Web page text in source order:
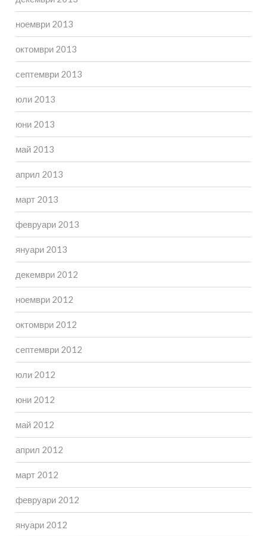
ноември 2013
октомври 2013
септември 2013
юли 2013
юни 2013
май 2013
април 2013
март 2013
февруари 2013
януари 2013
декември 2012
ноември 2012
октомври 2012
септември 2012
юли 2012
юни 2012
май 2012
април 2012
март 2012
февруари 2012
януари 2012